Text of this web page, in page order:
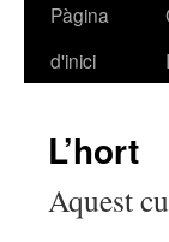
Vés
Pàgina
d'inici
L’hort
Aquest